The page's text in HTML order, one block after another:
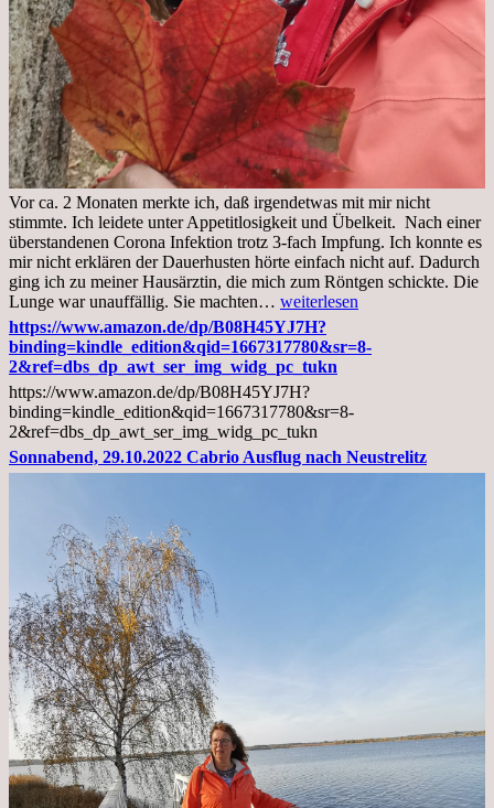
Vor ca. 2 Monaten merkte ich, daß irgendetwas mit mir nicht
stimmte. Ich leidete unter Appetitlosigkeit und Übelkeit. Nach einer
überstandenen Corona Infektion trotz 3-fach Impfung. Ich konnte es
mir nicht erklären der Dauerhusten hörte einfach nicht auf. Dadurch
ging ich zu meiner Hausärztin, die mich zum Röntgen schickte. Die
Lunge war unauffällig. Sie machten… Mittwoch,
02.11.2022,
Arztgespräch
und
Diagnose
Lebermetastasen
weiterlesen
https://www.amazon.de/dp/B08H45YJ7H?
binding=kindle_edition&qid=1667317780&sr=8-
2&ref=dbs_dp_awt_ser_img_widg_pc_tukn
https://www.amazon.de/dp/B08H45YJ7H?
binding=kindle_edition&qid=1667317780&sr=8-
2&ref=dbs_dp_awt_ser_img_widg_pc_tukn
Sonnabend, 29.10.2022 Cabrio Ausflug nach Neustrelitz